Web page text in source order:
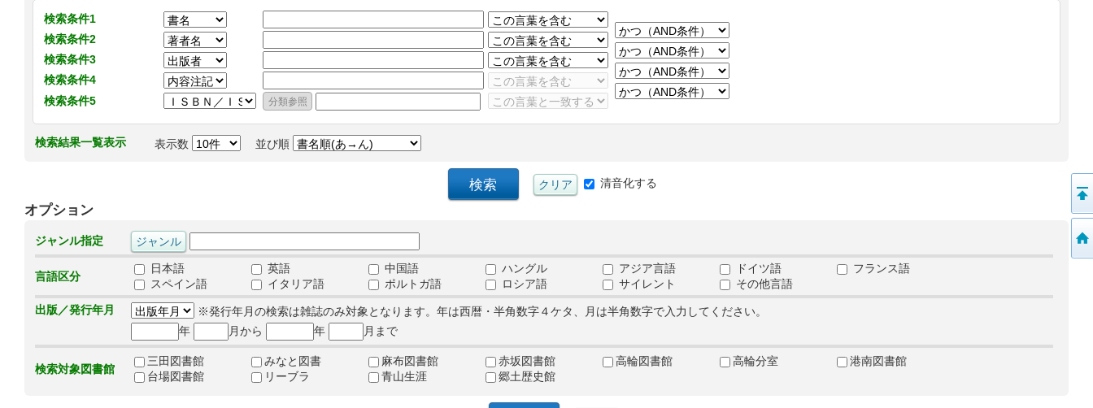
検索条件1
検索条件2
検索条件3
検索条件4
検索条件5
検索結果一覧表示 表示数 並び順
清音化する
オプション
ジャンル指定
言語区分
日本語 英語 中国語 ハングル アジア言語 ドイツ語
フランス語
スペイン語
イタリア語 ポルトガ語 ロシア語 サイレント
その他言語
出版／発行年月
※発行年月の検索は雑誌のみ対象となります。年は西暦・半角数字４ケタ、月は半角数字で入力してください。
年
月から 年 月まで
検索対象図書館
三田図書館 みなと図書 麻布図書館 赤坂図書館 高輪図書館 高輪分室
港南図書館
台場図書館
リーブラ 青山生涯 郷土歴史館